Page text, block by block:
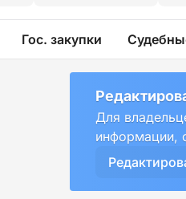
Гос. закупки
Для
информации,